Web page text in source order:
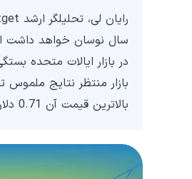
سال نوسان خواهد داشت
بالاترین قیمت آن 0.71 دلار بوده که در ماه مارس به آن رسیده است.